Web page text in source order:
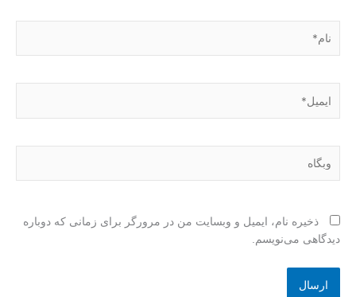
ذخیره نام، ایمیل و وبسایت من در مرورگر برای زمانی که دوباره
دیدگاهی می‌نویسم.